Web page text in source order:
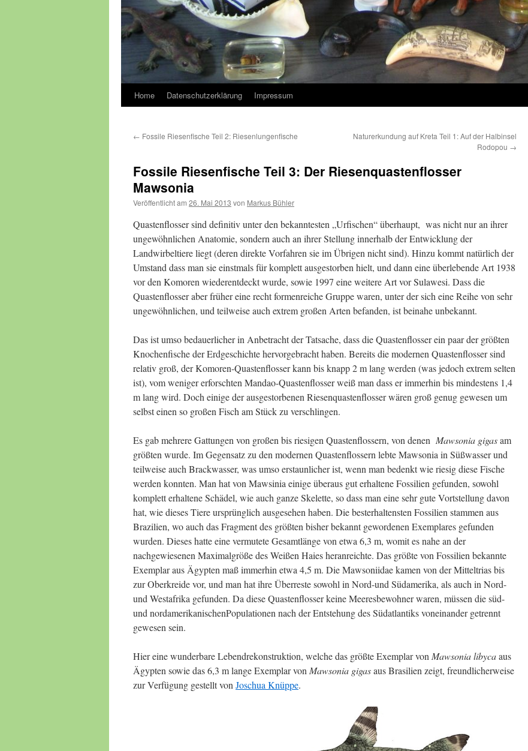
Home Datenschutzerklärung Impressum
← Fossile Riesenfische Teil 2: Riesenlungenfische
Naturerkundung auf Kreta Teil 1: Auf der Halbinsel
Rodopou →
Fossile Riesenfische Teil 3: Der Riesenquastenflosser
Mawsonia
Veröffentlicht am 26. Mai 2013 von Markus Bühler
Quastenflosser sind definitiv unter den bekanntesten „Urfischen“ überhaupt, was nicht nur an ihrer
ungewöhnlichen Anatomie, sondern auch an ihrer Stellung innerhalb der Entwicklung der
Landwirbeltiere liegt (deren direkte Vorfahren sie im Übrigen nicht sind). Hinzu kommt natürlich der
Umstand dass man sie einstmals für komplett ausgestorben hielt, und dann eine überlebende Art 1938
vor den Komoren wiederentdeckt wurde, sowie 1997 eine weitere Art vor Sulawesi. Dass die
Quastenflosser aber früher eine recht formenreiche Gruppe waren, unter der sich eine Reihe von sehr
ungewöhnlichen, und teilweise auch extrem großen Arten befanden, ist beinahe unbekannt.
Das ist umso bedauerlicher in Anbetracht der Tatsache, dass die Quastenflosser ein paar der größten
Knochenfische der Erdgeschichte hervorgebracht haben. Bereits die modernen Quastenflosser sind
relativ groß, der Komoren-Quastenflosser kann bis knapp 2 m lang werden (was jedoch extrem selten
ist), vom weniger erforschten Mandao-Quastenflosser weiß man dass er immerhin bis mindestens 1,4
m lang wird. Doch einige der ausgestorbenen Riesenquastenflosser wären groß genug gewesen um
selbst einen so großen Fisch am Stück zu verschlingen.
Es gab mehrere Gattungen von großen bis riesigen Quastenflossern, von denen Mawsonia gigasam
größten wurde. Im Gegensatz zu den modernen Quastenflossern lebte Mawsonia in Süßwasser und
teilweise auch Brackwasser, was umso erstaunlicher ist, wenn man bedenkt wie riesig diese Fische
werden konnten. Man hat von Mawsinia einige überaus gut erhaltene Fossilien gefunden, sowohl
komplett erhaltene Schädel, wie auch ganze Skelette, so dass man eine sehr gute Vortstellung davon
hat, wie dieses Tiere ursprünglich ausgesehen haben. Die besterhaltensten Fossilien stammen aus
Brazilien, wo auch das Fragment des größten bisher bekannt gewordenen Exemplares gefunden
wurden. Dieses hatte eine vermutete Gesamtlänge von etwa 6,3 m, womit es nahe an der
nachgewiesenen Maximalgröße des Weißen Haies heranreichte. Das größte von Fossilien bekannte
Exemplar aus Ägypten maß immerhin etwa 4,5 m. Die Mawsoniidae kamen von der Mitteltrias bis
zur Oberkreide vor, und man hat ihre Überreste sowohl in Nord-und Südamerika, als auch in Nord-
und Westafrika gefunden. Da diese Quastenflosser keine Meeresbewohner waren, müssen die süd-
und nordamerikanischenPopulationen nach der Entstehung des Südatlantiks voneinander getrennt
gewesen sein.
Hier eine wunderbare Lebendrekonstruktion, welche das größte Exemplar von Mawsonia libycaaus
Ägypten sowie das 6,3 m lange Exemplar von Mawsonia gigasaus Brasilien zeigt, freundlicherweise
zur Verfügung gestellt von Joschua Knüppe.